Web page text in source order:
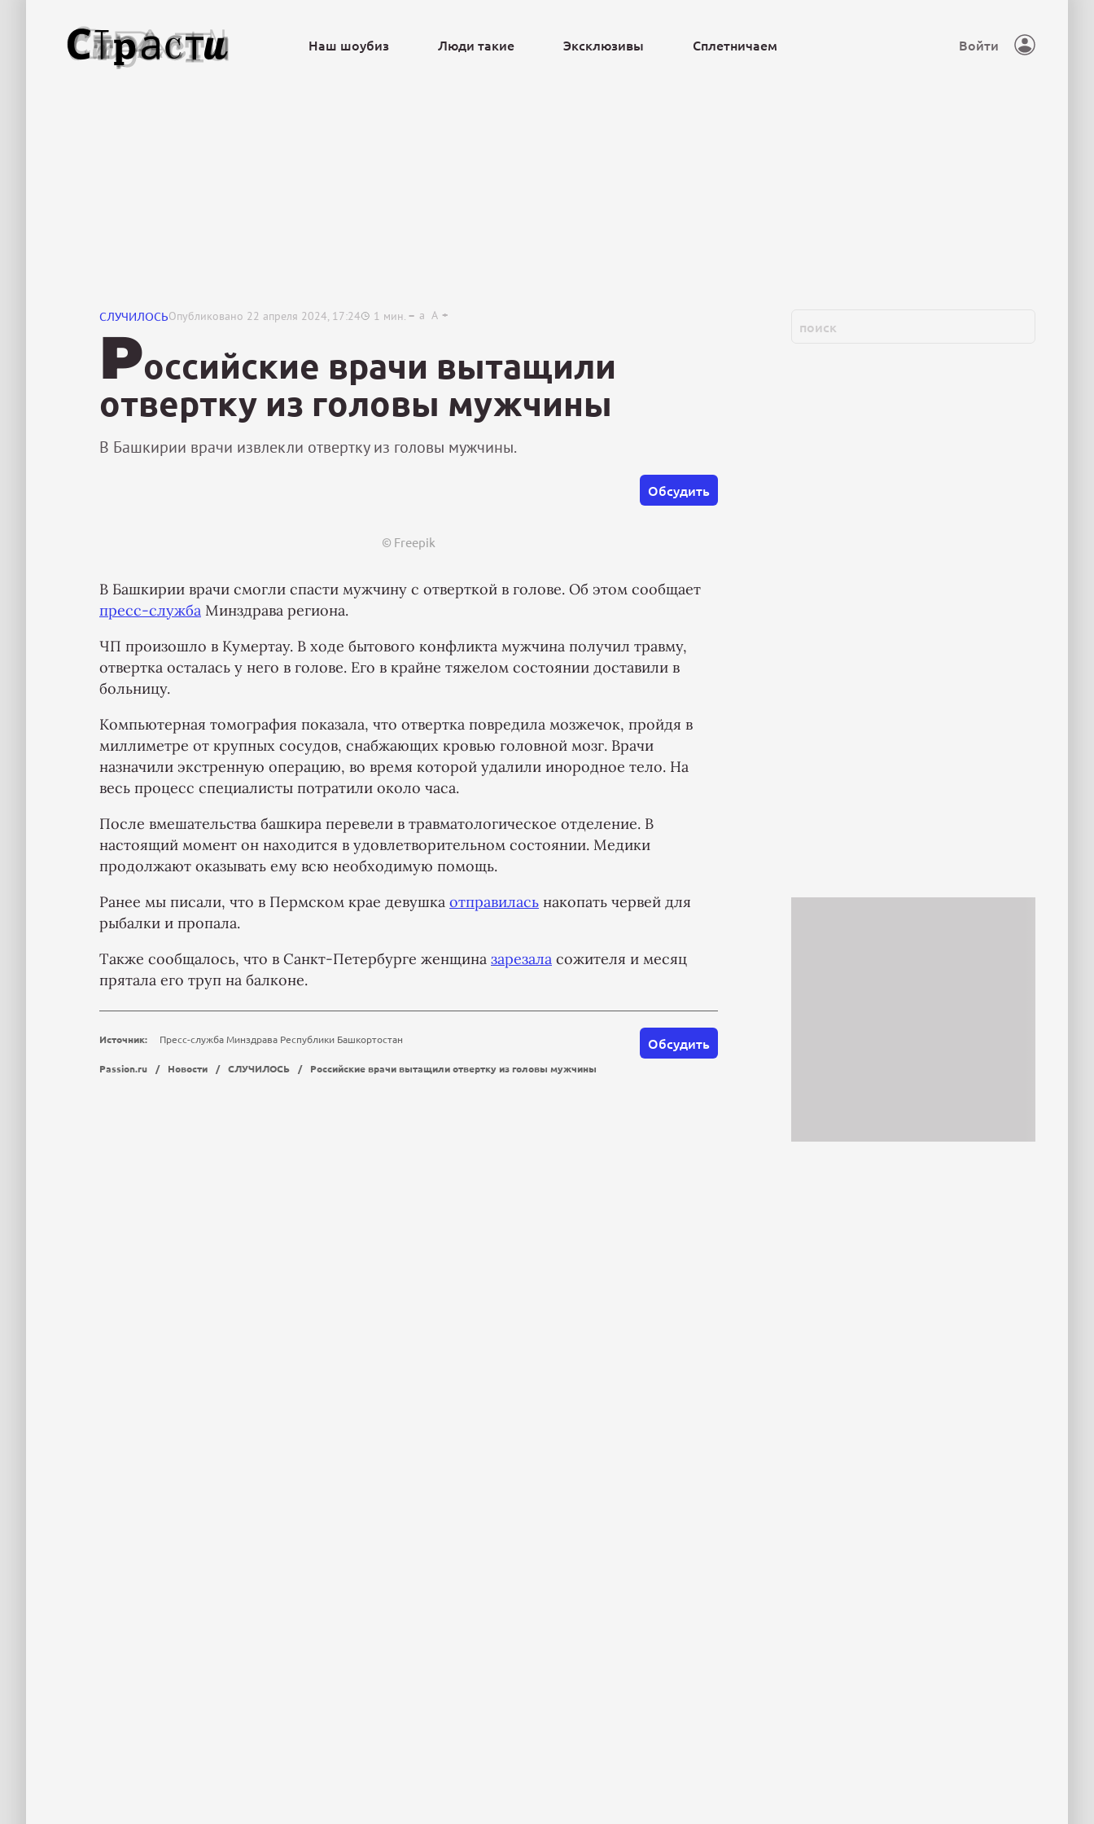
Наш шоубиз Люди такие Эксклюзивы Сплетничаем Войти
СЛУЧИЛОСЬОпубликовано 22 апреля 2024, 17:24 1 мин. a A
Российские врачи вытащили
отвертку из головы мужчины
В Башкирии врачи извлекли отвертку из головы мужчины.
Обсудить
© Freepik
В Башкирии врачи смогли спасти мужчину с отверткой в голове. Об этом сообщает
пресс-служба Минздрава региона.
ЧП произошло в Кумертау. В ходе бытового конфликта мужчина получил травму,
отвертка осталась у него в голове. Его в крайне тяжелом состоянии доставили в
больницу.
Компьютерная томография показала, что отвертка повредила мозжечок, пройдя в
миллиметре от крупных сосудов, снабжающих кровью головной мозг. Врачи
назначили экстренную операцию, во время которой удалили инородное тело. На
весь процесс специалисты потратили около часа.
После вмешательства башкира перевели в травматологическое отделение. В
настоящий момент он находится в удовлетворительном состоянии. Медики
продолжают оказывать ему всю необходимую помощь.
Ранее мы писали, что в Пермском крае девушка отправилась накопать червей для
рыбалки и пропала.
Также сообщалось, что в Санкт-Петербурге женщина зарезала сожителя и месяц
прятала его труп на балконе.
Обсудить
Источник: Пресс-служба Минздрава Республики Башкортостан
Passion.ru / Новости / СЛУЧИЛОСЬ / Российские врачи вытащили отвертку из головы мужчины